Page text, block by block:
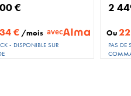
€
€ /mois avec
- DISPONIBLE SUR
2
Ou
PAS DE